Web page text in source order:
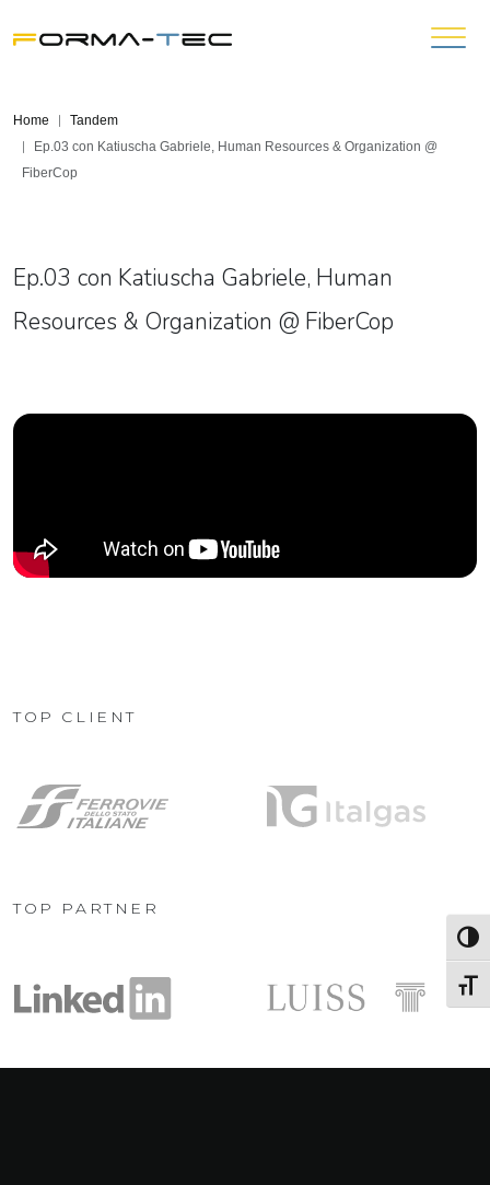
Home
Tandem
Ep.03 con Katiuscha Gabriele, Human Resources & Organization @
FiberCop
Ep.03 con Katiuscha Gabriele, Human
Resources & Organization @ FiberCop
TOP CLIENT
TOP PARTNER